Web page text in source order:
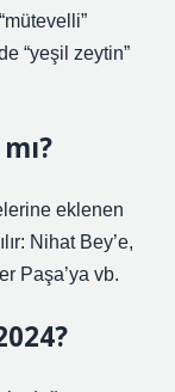
“yeşil zeytin”
eklenen
Nihat Bey’e,
Paşa’ya vb.